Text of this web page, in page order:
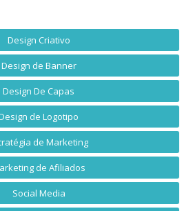
Design Criativo
Design de Banner
Design De Capas
de Logotipo
de Marketing
de Afiliados
Social Media